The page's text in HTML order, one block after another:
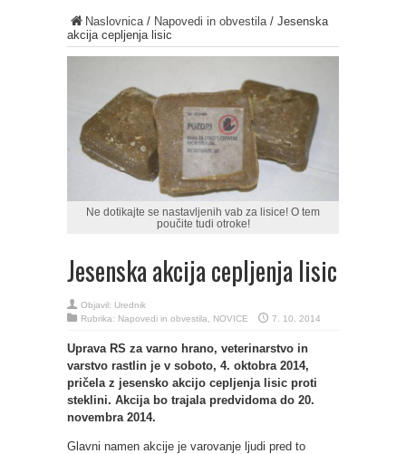
Naslovnica/ Napovedi in obvestila/ Jesenska
akcija cepljenja lisic
Ne dotikajte se nastavljenih vab za lisice! O tem
poučite tudi otroke!
Jesenska akcija cepljenja lisic
Objavil: Urednik
Rubrika: Napovedi in obvestila NOVICE 7. 10. 2014
Uprava RS za varno hrano, veterinarstvo in
varstvo rastlin je v soboto, 4. oktobra 2014,
pričela z jesensko akcijo cepljenja lisic proti
steklini. Akcija bo trajala predvidoma do 20.
novembra 2014.
Glavni namen akcije je varovanje ljudi pred to